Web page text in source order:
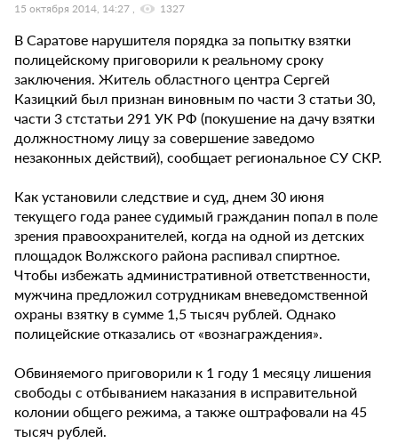
15 октября 2014, 14:27 1327
В Саратове нарушителя порядка за попытку взятки
полицейскому приговорили к реальному сроку
заключения. Житель областного центра Сергей
Казицкий был признан виновным по части 3 статьи 30,
части 3 стстатьи 291 УК РФ (покушение на дачу взятки
должностному лицу за совершение заведомо
незаконных действий), сообщает региональное СУ СКР.
Как установили следствие и суд, днем 30 июня
текущего года ранее судимый гражданин попал в поле
зрения правоохранителей, когда на одной из детских
площадок Волжского района распивал спиртное.
Чтобы избежать административной ответственности,
мужчина предложил сотрудникам вневедомственной
охраны взятку в сумме 1,5 тысяч рублей. Однако
полицейские отказались от «вознаграждения».
Обвиняемого приговорили к 1 году 1 месяцу лишения
свободы с отбыванием наказания в исправительной
колонии общего режима, а также оштрафовали на 45
тысяч рублей.